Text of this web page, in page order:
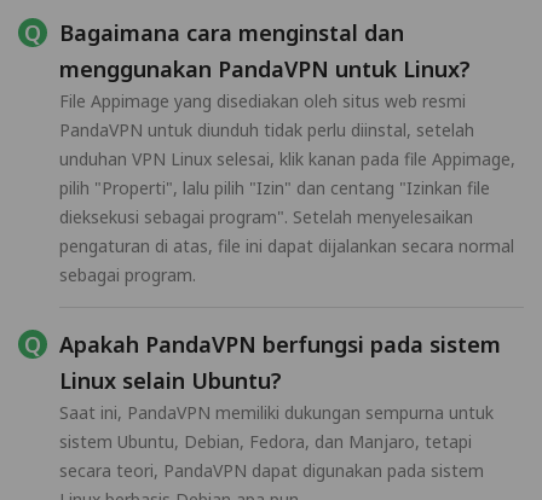
Bagaimana cara menginstal dan
menggunakan PandaVPN untuk Linux?
File Appimage yang disediakan oleh situs web resmi
PandaVPN untuk diunduh tidak perlu diinstal, setelah
unduhan VPN Linux selesai, klik kanan pada file Appimage,
pilih "Properti", lalu pilih "Izin" dan centang "Izinkan file
dieksekusi sebagai program". Setelah menyelesaikan
pengaturan di atas, file ini dapat dijalankan secara normal
sebagai program.
Apakah PandaVPN berfungsi pada sistem
Linux selain Ubuntu?
Saat ini, PandaVPN memiliki dukungan sempurna untuk
sistem Ubuntu, Debian, Fedora, dan Manjaro, tetapi
secara teori, PandaVPN dapat digunakan pada sistem